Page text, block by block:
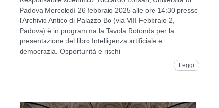
Padova.Mercoledì 26 febbraio 2025 alle ore 14:30 presso
l'Archivio Antico di Palazzo Bo (via VIII Febbraio 2,
Padova) è in programma la Tavola Rotonda per la
presentazione del libro Intelligenza artificiale e
democrazia. Opportunità e rischi
Leggi